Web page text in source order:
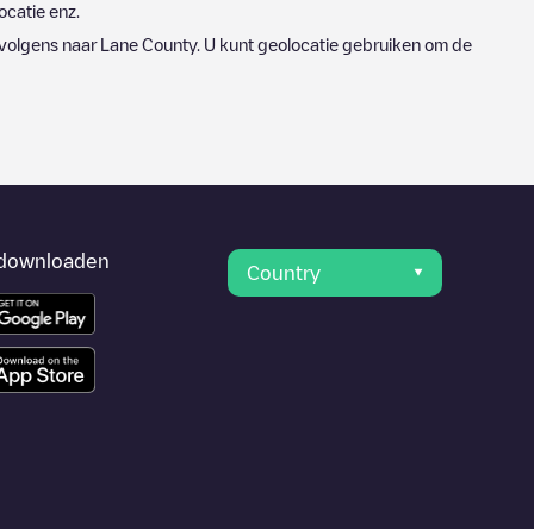
enz.
naar Lane County. U kunt geolocatie gebruiken om de
Country